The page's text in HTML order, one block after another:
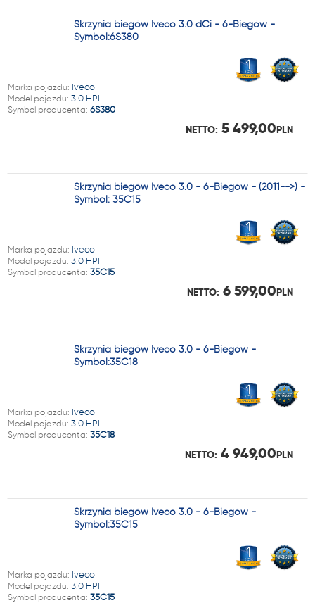
Skrzynia biegów Iveco 3.0 dCi - 6-Biegów -
Symbol:6S380
Marka pojazdu: Iveco
Model pojazdu: 3.0 HPI
Symbol producenta: 6S380
NETTO: 5 499,00PLN
Skrzynia biegów Iveco 3.0 - 6-Biegów - (2011-->) -
Symbol: 35C15
Marka pojazdu: Iveco
Model pojazdu: 3.0 HPI
Symbol producenta: 35C15
NETTO: 6 599,00PLN
Skrzynia biegów Iveco 3.0 - 6-Biegów -
Symbol:35C18
Marka pojazdu: Iveco
Model pojazdu: 3.0 HPI
Symbol producenta: 35C18
NETTO: 4 949,00PLN
Skrzynia biegów Iveco 3.0 - 6-Biegów -
Symbol:35C15
Marka pojazdu: Iveco
Model pojazdu: 3.0 HPI
Symbol producenta: 35C15